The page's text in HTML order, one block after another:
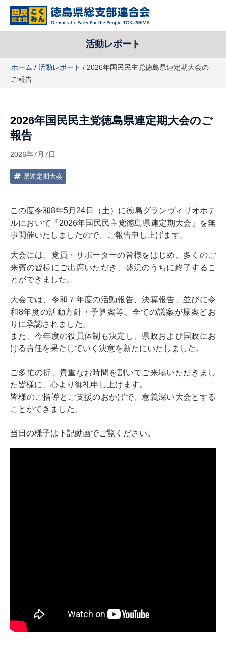
テ
活動レポート
ホーム /活動レポート / 2026年国民民主党徳島県連定期大会の
ご報告
2026年国民民主党徳島県連定期大会のご
報告
2026年7月7日
県連定期大会
この度令和8年5月24日（土）に徳島グランヴィリオホテ
ルにおいて『2026年国民民主党徳島県連定期大会』を無
事開催いたしましたので、ご報告申し上げます。
大会には、党員・サポーターの皆様をはじめ、多くのご
来賓の皆様にご出席いただき、盛況のうちに終了するこ
とができました。
大会では、令和７年度の活動報告、決算報告、並びに令
和8年度の活動方針・予算案等、全ての議案が原案どお
りに承認されました。
また、今年度の役員体制も決定し、県政および国政にお
ける責任を果たしていく決意を新たにいたしました。
ご多忙の折、貴重なお時間を割いてご来場いただきまし
た皆様に、心より御礼申し上げます。
皆様のご指導とご支援のおかげで、意義深い大会とする
ことができました。
当日の様子は下記動画でご覧ください。